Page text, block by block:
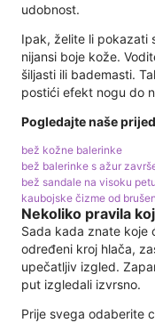
udobnost.
Ipak, želite li pokazati
nijansi boje kože.
šiljasti ili bademasti.
postići efekt nogu do
Pogledajte naše
bež kožne balerinke
bež balerinke s ažur
bež sandale na visoku petu
kaubojske čizme od
Nekoliko pravila
Sada kada znate koje
određeni kroj hlača,
upečatljiv izgled.
put izgledali izvrsno.
Prije svega odaberite